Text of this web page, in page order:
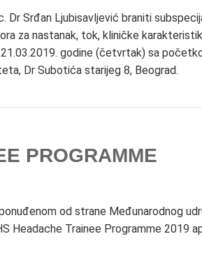
Srđan Ljubisavljević braniti
za nastanak, tok, kliničke
godine (četvrtak) sa
Dr Subotića starijeg 8, Beograd.
PROGRAMME
od strane Međunarodnog
Headache Trainee Programme 2019